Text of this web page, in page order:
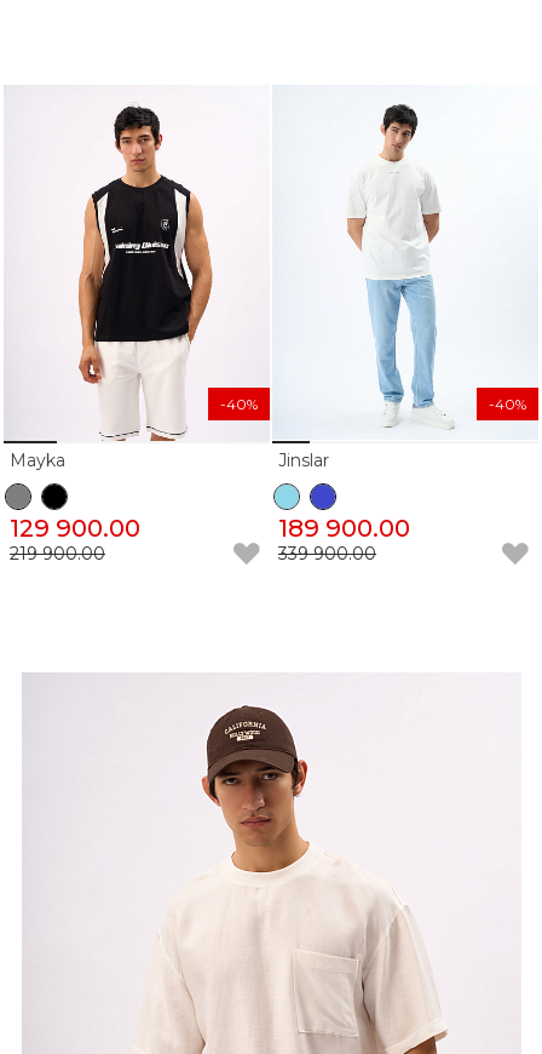
Mayka
129 900.00
219 900.00
-40%
Jinslar
189 900.00
339 900.00
-40%